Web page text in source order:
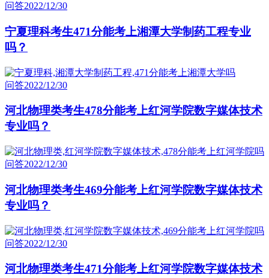
问答2022/12/30
宁夏理科考生471分能考上湘潭大学制药工程专业
吗？
问答2022/12/30
河北物理类考生478分能考上红河学院数字媒体技术
专业吗？
问答2022/12/30
河北物理类考生469分能考上红河学院数字媒体技术
专业吗？
问答2022/12/30
河北物理类考生471分能考上红河学院数字媒体技术